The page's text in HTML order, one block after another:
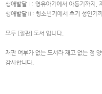
생애발달 I：영유아기에서 아동기까지,
생애발달Ⅱ: 청소년기에서 후기 성인기
모두 [절판] 도서 입니다.
재판 여부가 없는 도서라 재고 없는 점
감사합니다.